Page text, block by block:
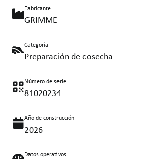
Fabricante
GRIMME
Categoría
Preparación de cosecha
Número de serie
81020234
Año de construcción
2026
Datos operativos